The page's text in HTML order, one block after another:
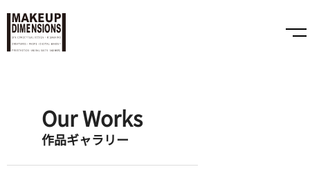
Our Works
作品ギャラリー